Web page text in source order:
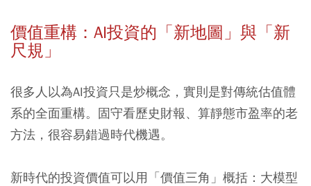
價值重構：AI投資的「新地圖」與「新
尺規」
很多人以為AI投資只是炒概念，實則是對傳統估值體
系的全面重構。固守看歷史財報、算靜態市盈率的老
方法，很容易錯過時代機遇。
新時代的投資價值可以用「價值三角」概括：大模型